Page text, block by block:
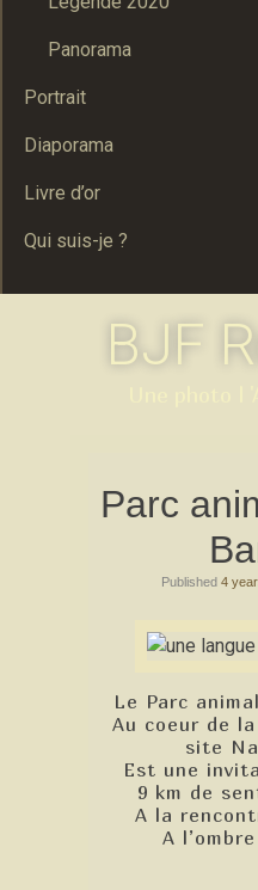
Panorama
Portrait
Diaporama
Livre d’or
Qui suis-je ?
BJF
Parc
Published 4
Le Parc
Au coeur de
site
Est une
9 km de
A la
A